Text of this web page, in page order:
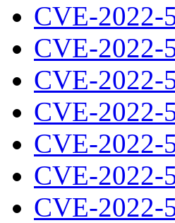
CVE-2022-
CVE-2022-
CVE-2022-
CVE-2022-
CVE-2022-
CVE-2022-
CVE-2022-